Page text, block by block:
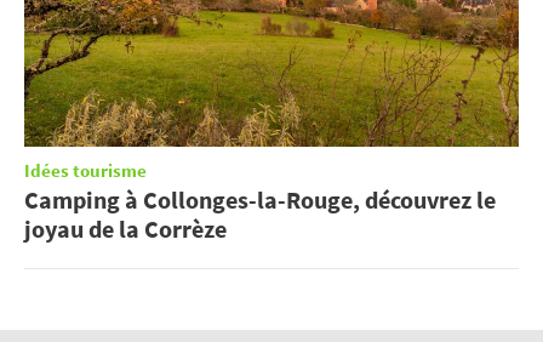
Idées tourisme
Camping à Collonges-la-Rouge, découvrez le
joyau de la Corrèze